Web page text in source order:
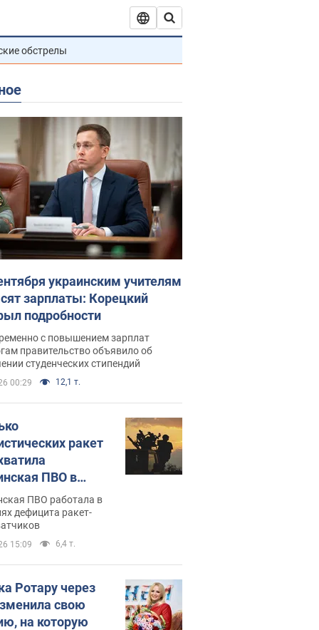
обстрелы
украинским учителям
зарплаты: Корецкий
подробности
с повышением зарплат
правительство объявило об
студенческих стипендий
00:29 12,1 т.
ракет
ПВО в
в Минобороны
цифру
ПВО работала в
дефицита ракет-
15:09 6,4 т.
Ротару через
свою
на которую